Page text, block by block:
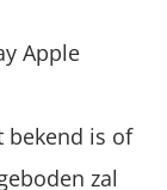
Apple
bekend is of
zal